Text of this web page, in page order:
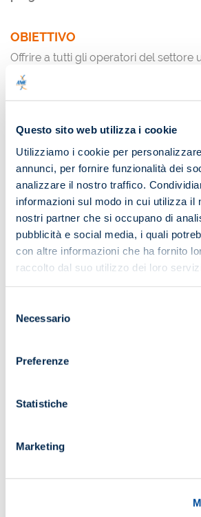
Questo sito web utilizza i cookie
Utilizziamo i cookie per
annunci, per fornire funzionalità dei
analizzare il nostro traffico.
informazioni sul modo in cui utilizza il
nostri partner che si occupano di
pubblicità e social media, i quali
con altre informazioni che ha fornito
raccolto dal suo utilizzo dei loro servizi.
delNecessario
Preferenze
Statistiche
Marketing
Maggiori informazioni
OBIETTIVO
Offrire a tutti gli operatori del settore
puntuale attraverso un programma
tecnico che pratico – che fornisce da
competenze necessarie per l’attività
informazione a tutte le figure che
delle tecniche di manutenzione, alla
della legislazione vigente.
DATA E LUOGO
7-8-9-10-11 marzo 2022
Webinar su piattaforma ANIE/
in presenza presso ZENITH
9:00/18:00